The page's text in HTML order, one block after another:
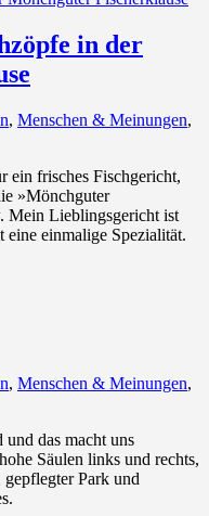
in der
, Menschen & Meinungen,
ein frisches Fischgericht,
»Mönchguter
Mein Lieblingsgericht ist
einmalige Spezialität.
, Menschen & Meinungen,
und das macht uns
Säulen links und rechts,
Park und